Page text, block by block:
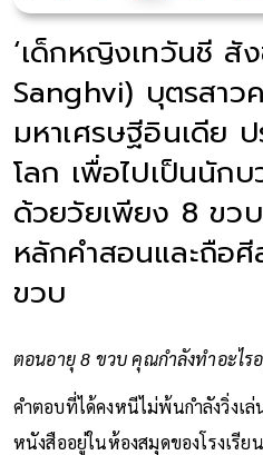
‘เด็กหญิงเทวันชี สั
Sanghvi) บุตรสาว
มหาเศรษฐีอินเดีย
โลก เพื่อไปเป็นนักบ
ด้วยวัยเพียง 8 ขว
หลักคำสอนและถือ
ขวบ
ตอนอายุ 8 ขวบ คุณกำลังทำอะไร
คำตอบที่ได้คงหนีไม่พ้นกำลังวิ่งเ
หนังสืออยู่ในห้องสมุดของโรงเรีย